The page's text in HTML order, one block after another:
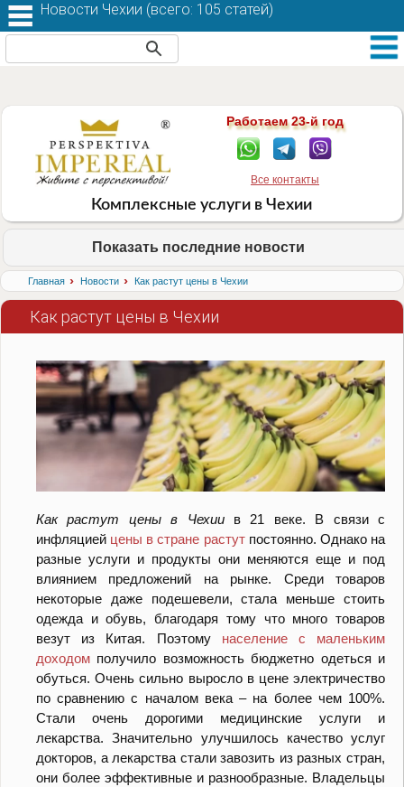
Работаем 23-й год
Все контакты
Комплексные услуги в Чехии
Показать последние новости
Главная › Новости › Как растут цены в Чехии
Как растут цены в Чехии
Как растут цены в Чехиив 21 веке. В связи с
инфляцией цены в стране растутпостоянно. Однако на
разные услуги и продукты они меняются еще и под
влиянием предложений на рынке. Среди товаров
некоторые даже подешевели, стала меньше стоить
одежда и обувь, благодаря тому что много товаров
везут из Китая. Поэтому население с маленьким
доходом получило возможность бюджетно одеться и
обуться. Очень сильно выросло в цене электричество
по сравнению с началом века – на более чем 100%.
Стали очень дорогими медицинские услуги и
лекарства. Значительно улучшилось качество услуг
докторов, а лекарства стали завозить из разных стран,
они более эффективные и разнообразные. Владельцы
Новости Чехии (всего: 105 статей)